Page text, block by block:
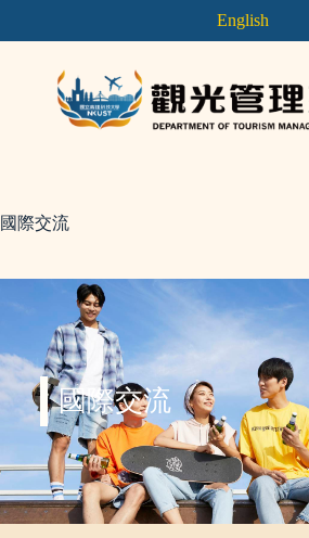
English
國際交流
國際交流